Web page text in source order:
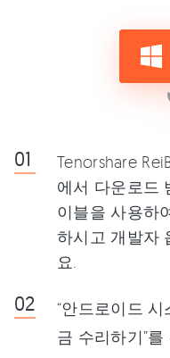
Tenorshare
에서 다운로드
이블을 사용하
하시고 개발자
요.
“안드로이드 시
금 수리하기”를